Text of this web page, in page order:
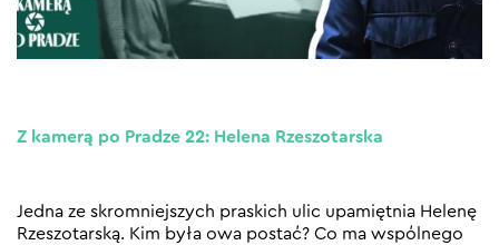
Z kamerą po Pradze 22: Helena Rzeszotarska
Jedna ze skromniejszych praskich ulic upamiętnia Helenę
Rzeszotarską. Kim była owa postać? Co ma wspólnego